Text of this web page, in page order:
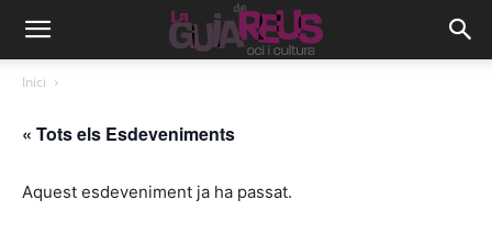
Inici
« Tots els Esdeveniments
Aquest esdeveniment ja ha passat.